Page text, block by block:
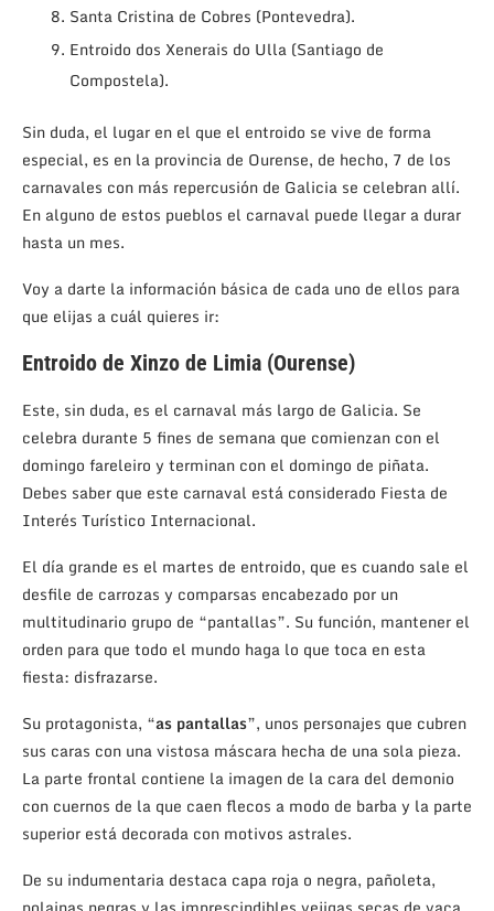
Santa Cristina de Cobres (Pontevedra).
Entroido dos Xenerais do Ulla (Santiago de
Compostela).
Sin duda, el lugar en el que el entroido se vive de forma
especial, es en la provincia de Ourense, de hecho, 7 de los
carnavales con más repercusión de Galicia se celebran allí.
En alguno de estos pueblos el carnaval puede llegar a durar
hasta un mes.
Voy a darte la información básica de cada uno de ellos para
que elijas a cuál quieres ir:
Entroido de Xinzo de Limia (Ourense)
Este, sin duda, es el carnaval más largo de Galicia. Se
celebra durante 5 fines de semana que comienzan con el
domingo fareleiro y terminan con el domingo de piñata.
Debes saber que este carnaval está considerado Fiesta de
Interés Turístico Internacional.
El día grande es el martes de entroido, que es cuando sale el
desfile de carrozas y comparsas encabezado por un
multitudinario grupo de “pantallas”. Su función, mantener el
orden para que todo el mundo haga lo que toca en esta
fiesta: disfrazarse.
Su protagonista, “as pantallas”, unos personajes que cubren
sus caras con una vistosa máscara hecha de una sola pieza.
La parte frontal contiene la imagen de la cara del demonio
con cuernos de la que caen flecos a modo de barba y la parte
superior está decorada con motivos astrales.
De su indumentaria destaca capa roja o negra, pañoleta,